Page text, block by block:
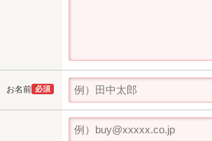
お名前 必須